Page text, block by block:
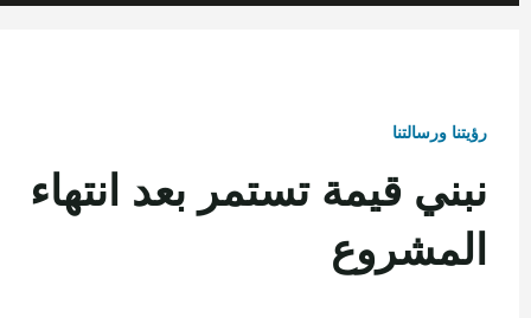
رؤيتنا ورسالتنا
نبني قيمة تستمر بعد انتهاء
المشروع